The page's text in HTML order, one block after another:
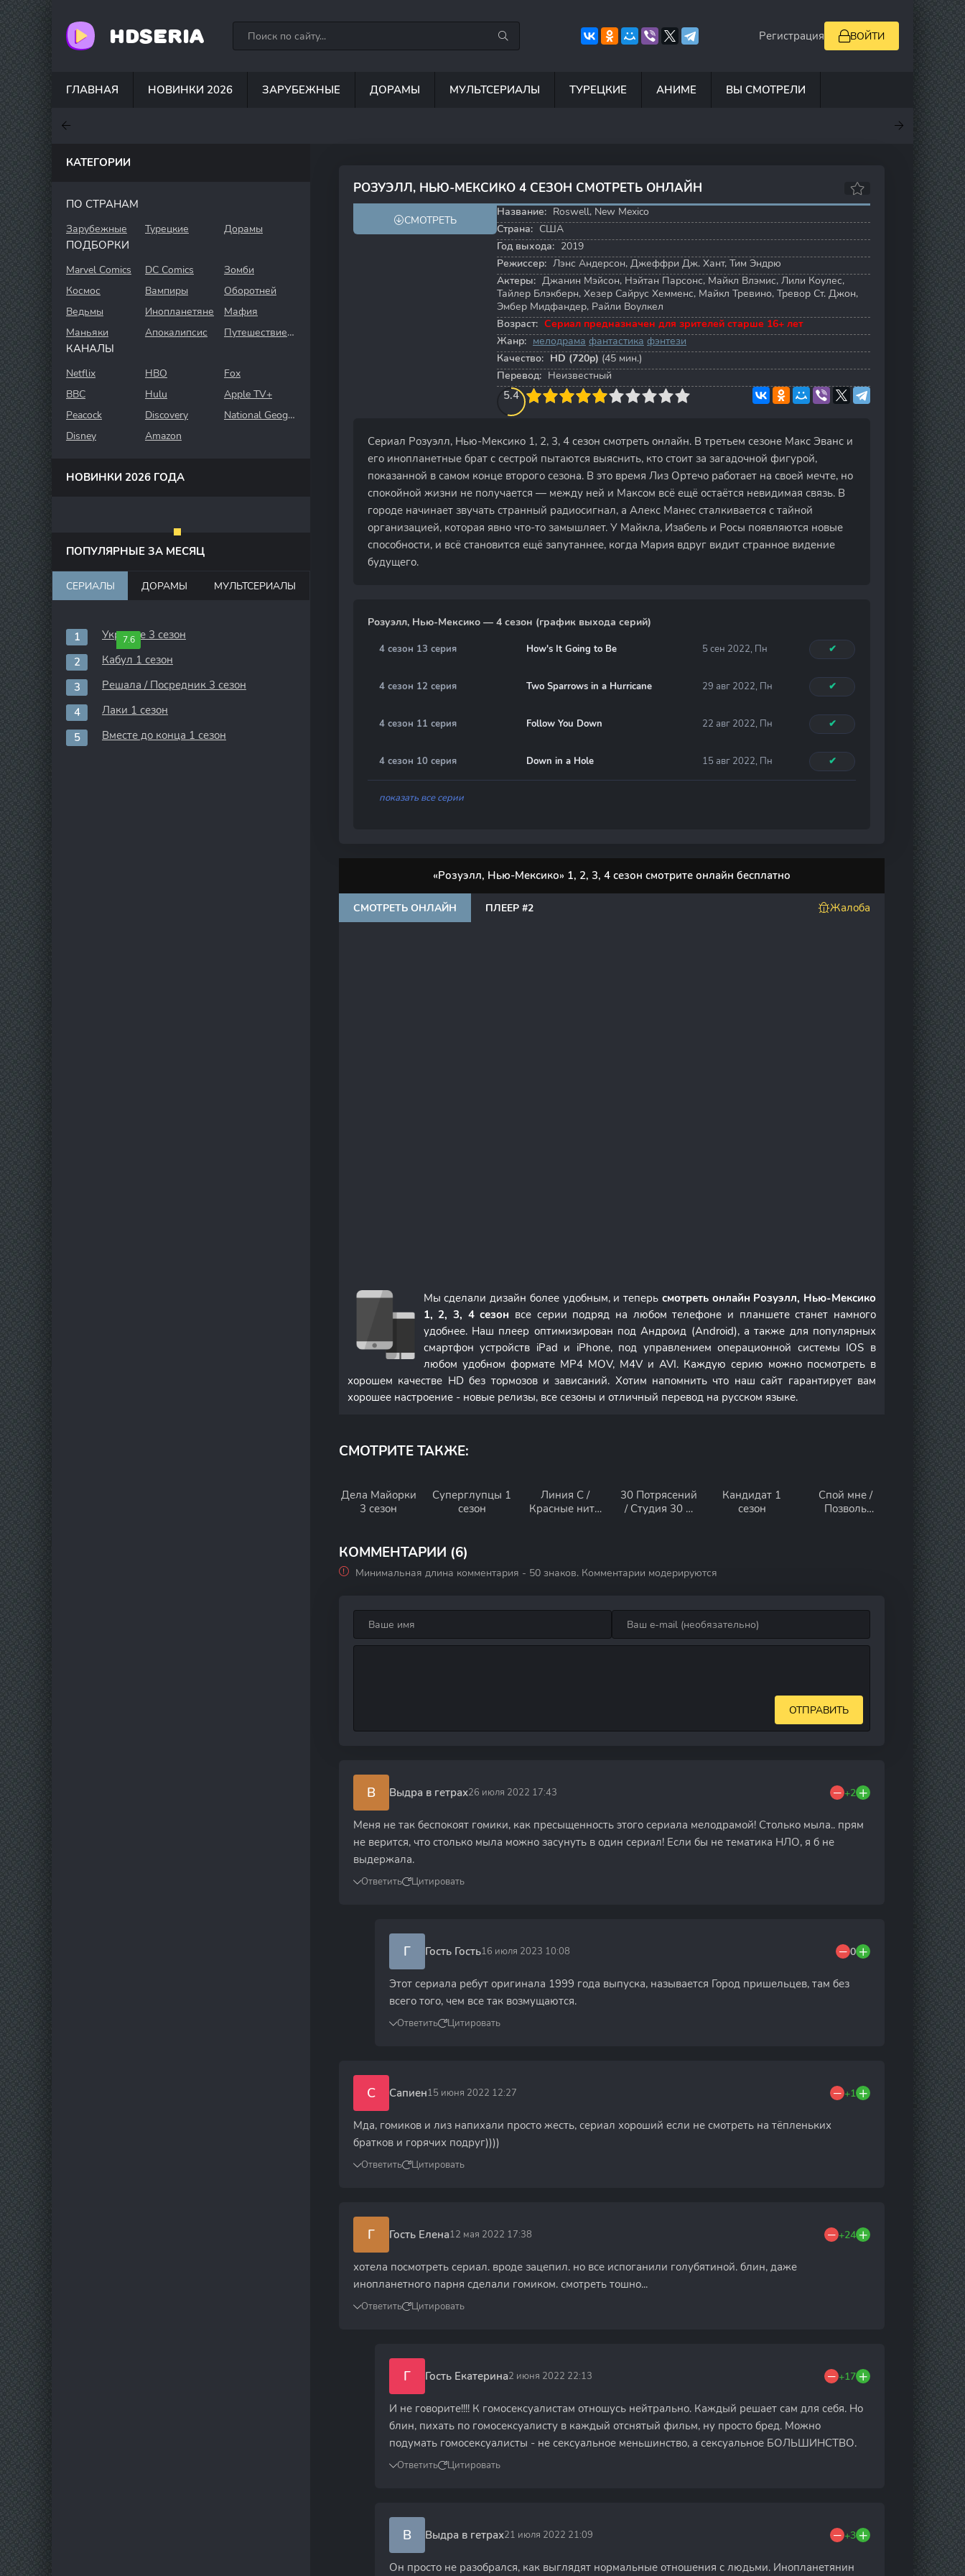
HDSERIA Регистрация ВОЙТИ
ГЛАВНАЯ НОВИНКИ 2026 ЗАРУБЕЖНЫЕ ДОРАМЫ МУЛЬТСЕРИАЛЫ ТУРЕЦКИЕ АНИМЕ ВЫ СМОТРЕЛИ
6.9
РОЗУЭЛЛ, НЬЮ-МЕКСИКО 4 СЕЗОН СМОТРЕТЬ ОНЛАЙН
6.0 6.3
СМОТРЕТЬ
Название: Roswell, New Mexico
Страна: США
Год выхода: 2019
Режиссер: Лэнс Андерсон, Джеффри Дж. Хант, Тим Эндрю
Актеры: Джанин Мэйсон, Нэйтан Парсонс, Майкл Влэмис, Лили Коулес,
Тайлер Блэкберн, Хезер Сайрус Хемменс, Майкл Тревино, Тревор Ст. Джон,
Эмбер Мидфандер, Райли Воулкел
Возраст: Сериал предназначен для зрителей старше 16+ лет
Жанр: мелодрама фантастика фэнтези
Качество: HD (720p) (45 мин.)
Перевод: Неизвестный
5.4
4 5 6 7 8 9 10
Сериал Розуэлл, Нью-Мексико 1, 2, 3, 4 сезон смотреть онлайн. В третьем сезоне Макс Эванс и
его инопланетные брат с сестрой пытаются выяснить, кто стоит за загадочной фигурой,
показанной в самом конце второго сезона. В это время Лиз Ортечо работает на своей мечте, но
спокойной жизни не получается — между ней и Максом всё ещё остаётся невидимая связь. В
городе начинает звучать странный радиосигнал, а Алекс Манес сталкивается с тайной
организацией, которая явно что-то замышляет. У Майкла, Изабель и Росы появляются новые
способности, и всё становится ещё запутаннее, когда Мария вдруг видит странное видение
будущего.
Розуэлл, Нью-Мексико — 4 сезон (график выхода серий)
4 сезон 13 серия How's It Going to Be 5 сен 2022, Пн ✔
4 сезон 12 серия Two Sparrows in a Hurricane 29 авг 2022, Пн ✔
4 сезон 11 серия Follow You Down 22 авг 2022, Пн ✔
4 сезон 10 серия Down in a Hole 15 авг 2022, Пн ✔
показать все серии
«Розуэлл, Нью-Мексико» 1, 2, 3, 4 сезон смотрите онлайн бесплатно
СМОТРЕТЬ ОНЛАЙН ПЛЕЕР #2 Жалоба
Мы сделали дизайн более удобным, и теперь смотреть онлайн Розуэлл, Нью-Мексико
1, 2, 3, 4 сезон все серии подряд на любом телефоне и планшете станет намного
удобнее. Наш плеер оптимизирован под Андроид (Android), а также для популярных
смартфон устройств iPad и iPhone, под управлением операционной системы IOS в
любом удобном формате MP4 MOV, M4V и AVI. Каждую серию можно посмотреть в
хорошем качестве HD без тормозов и зависаний. Хотим напомнить что наш сайт гарантирует вам
хорошее настроение - новые релизы, все сезоны и отличный перевод на русском языке.
СМОТРИТЕ ТАКЖЕ:
Дела Майорки
3 сезон
Суперглупцы 1
сезон
Линия С /
Красные нити
30 Потрясений
/ Студия 30 7
Кандидат 1
сезон
Спой мне /
Позволь
КОММЕНТАРИИ (6)
Минимальная длина комментария - 50 знаков. Комментарии модерируются
ОТПРАВИТЬ
В Выдра в гетрах26 июля 2022 17:43 +2
Меня не так беспокоят гомики, как пресыщенность этого сериала мелодрамой! Столько мыла.. прям
не верится, что столько мыла можно засунуть в один сериал! Если бы не тематика НЛО, я б не
выдержала.
Ответить Цитировать
Г Гость Гость16 июля 2023 10:08 0
Этот сериала ребут оригинала 1999 года выпуска, называется Город пришельцев, там без
всего того, чем все так возмущаются.
Ответить Цитировать
С Сапиен15 июня 2022 12:27 +1
Мда, гомиков и лиз напихали просто жесть, сериал хороший если не смотреть на тёпленьких
братков и горячих подруг))))
Ответить Цитировать
Г Гость Елена12 мая 2022 17:38 +24
хотела посмотреть сериал. вроде зацепил. но все испоганили голубятиной. блин, даже
инопланетного парня сделали гомиком. смотреть тошно...
Ответить Цитировать
Г Гость Екатерина2 июня 2022 22:13 +17
И не говорите!!!! К гомосексуалистам отношусь нейтрально. Каждый решает сам для себя. Но
блин, пихать по гомосексуалисту в каждый отснятый фильм, ну просто бред. Можно
подумать гомосексуалисты - не сексуальное меньшинство, а сексуальное БОЛЬШИНСТВО.
Ответить Цитировать
В Выдра в гетрах21 июля 2022 21:09 +3
Он просто не разобрался, как выглядят нормальные отношения с людьми. Инопланетянин
КАТЕГОРИИ
ПО СТРАНАМ
Зарубежные Турецкие Дорамы
ПОДБОРКИ
Marvel Comics DC Comics
Зомби
Космос
Вампиры
Оборотней
Ведьмы
Инопланетяне
Мафия
Маньяки
Апокалипсис Путешествие во времени
КАНАЛЫ
Netflix HBO
Fox
BBC
Hulu
Apple TV+
Peacock
Discovery
National Geographic
Disney
Amazon
НОВИНКИ 2026 ГОДА
ПОПУЛЯРНЫЕ ЗА МЕСЯЦ
СЕРИАЛЫ ДОРАМЫ МУЛЬТСЕРИАЛЫ
7.6
Укрытие 3 сезон
Кабул 1 сезон
Решала / Посредник 3 сезон
Лаки 1 сезон
Вместе до конца 1 сезон